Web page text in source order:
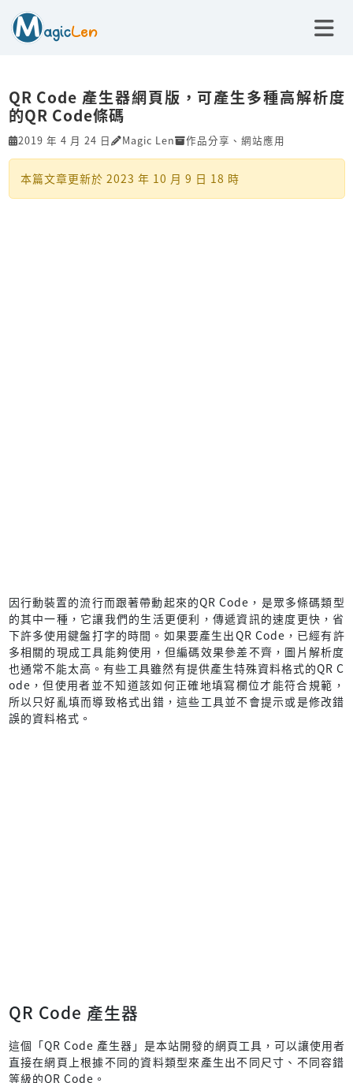
QR Code 產生器網頁版，可產生多種高解析度
的QR Code條碼
2019 年 4 月 24 日 Magic Len 作品分享 、 網站應用
本篇文章更新於 2023 年 10 月 9 日 18 時
因行動裝置的流行而跟著帶動起來的QR Code，是眾多條碼類型
的其中一種，它讓我們的生活更便利，傳遞資訊的速度更快，省
下許多使用鍵盤打字的時間。如果要產生出QR Code，已經有許
多相關的現成工具能夠使用，但編碼效果參差不齊，圖片解析度
也通常不能太高。有些工具雖然有提供產生特殊資料格式的QR C
ode，但使用者並不知道該如何正確地填寫欄位才能符合規範，
所以只好亂填而導致格式出錯，這些工具並不會提示或是修改錯
誤的資料格式。
QR Code 產生器
這個「QR Code 產生器」是本站開發的網頁工具，可以讓使用者
直接在網頁上根據不同的資料類型來產生出不同尺寸、不同容錯
等級的QR Code。